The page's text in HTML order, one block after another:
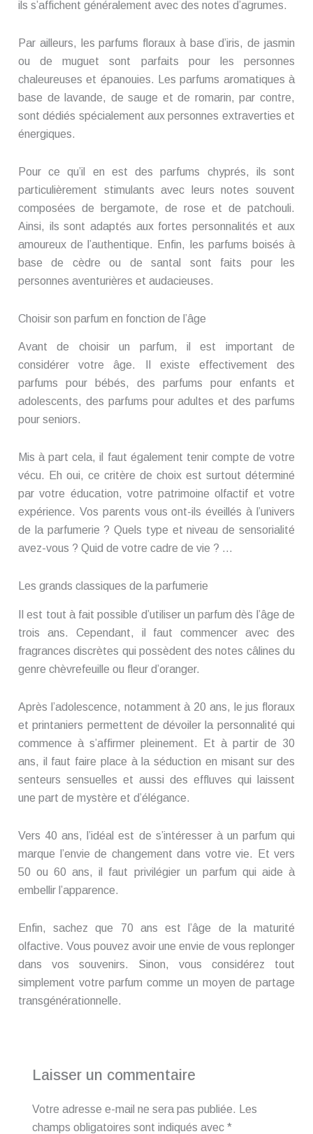
ils s’affichent généralement avec des notes d’agrumes.
Par ailleurs, les parfums floraux à base d’iris, de jasmin
ou de muguet sont parfaits pour les personnes
chaleureuses et épanouies. Les parfums aromatiques à
base de lavande, de sauge et de romarin, par contre,
sont dédiés spécialement aux personnes extraverties et
énergiques.
Pour ce qu’il en est des parfums chyprés, ils sont
particulièrement stimulants avec leurs notes souvent
composées de bergamote, de rose et de patchouli.
Ainsi, ils sont adaptés aux fortes personnalités et aux
amoureux de l’authentique. Enfin, les parfums boisés à
base de cèdre ou de santal sont faits pour les
personnes aventurières et audacieuses.
Choisir son parfum en fonction de l’âge
Avant de choisir un parfum, il est important de
considérer votre âge. Il existe effectivement des
parfums pour bébés, des parfums pour enfants et
adolescents, des parfums pour adultes et des parfums
pour seniors.
Mis à part cela, il faut également tenir compte de votre
vécu. Eh oui, ce critère de choix est surtout déterminé
par votre éducation, votre patrimoine olfactif et votre
expérience. Vos parents vous ont-ils éveillés à l’univers
de la parfumerie ? Quels type et niveau de sensorialité
avez-vous ? Quid de votre cadre de vie ? …
Les grands classiques de la parfumerie
Il est tout à fait possible d’utiliser un parfum dès l’âge de
trois ans. Cependant, il faut commencer avec des
fragrances discrètes qui possèdent des notes câlines du
genre chèvrefeuille ou fleur d’oranger.
Après l’adolescence, notamment à 20 ans, le jus floraux
et printaniers permettent de dévoiler la personnalité qui
commence à s’affirmer pleinement. Et à partir de 30
ans, il faut faire place à la séduction en misant sur des
senteurs sensuelles et aussi des effluves qui laissent
une part de mystère et d’élégance.
Vers 40 ans, l’idéal est de s’intéresser à un parfum qui
marque l’envie de changement dans votre vie. Et vers
50 ou 60 ans, il faut privilégier un parfum qui aide à
embellir l’apparence.
Enfin, sachez que 70 ans est l’âge de la maturité
olfactive. Vous pouvez avoir une envie de vous replonger
dans vos souvenirs. Sinon, vous considérez tout
simplement votre parfum comme un moyen de partage
transgénérationnelle.
Laisser un commentaire
Votre adresse e-mail ne sera pas publiée.
Les
champs obligatoires sont indiqués avec *